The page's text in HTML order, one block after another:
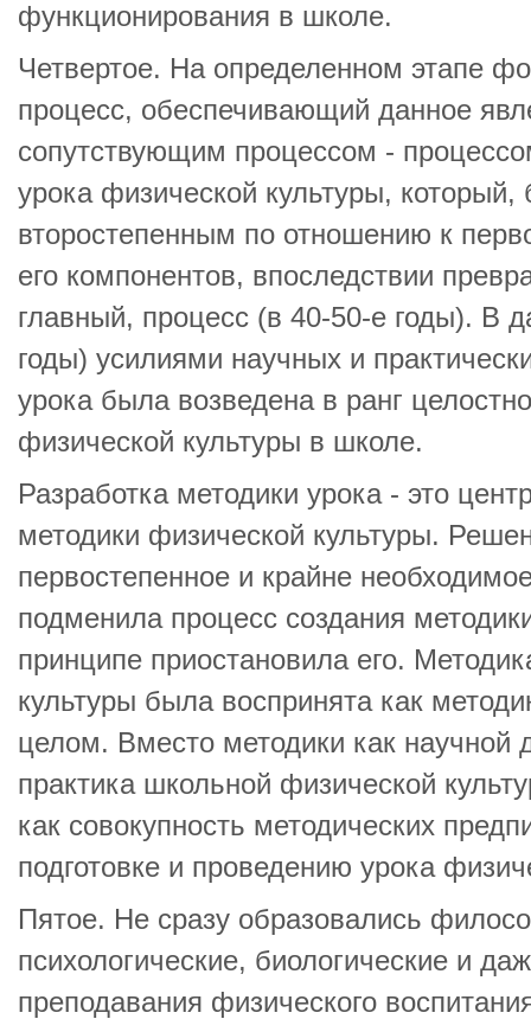
функционирования в школе.
Четвертое. На определенном этапе
процесс, обеспечивающий данное
сопутствующим процессом -
урока физической культуры,
второстепенным по отношению к
его компонентов, впоследствии
главный, процесс (в 40-50-е годы). В
годы) усилиями научных и
урока была возведена в ранг
физической культуры в школе.
Разработка методики урока - это
методики физической культуры.
первостепенное и крайне
подменила процесс создания
принципе приостановила его.
культуры была воспринята как
целом. Вместо методики как научной
практика школьной физической
как совокупность методических
подготовке и проведению урока
Пятое. Не сразу образовались
психологические, биологические и
преподавания физического